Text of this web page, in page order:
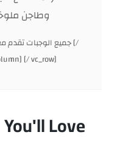
وطاجن
جميع الوجبات تقدم
[/ vc_row]
You'll Love